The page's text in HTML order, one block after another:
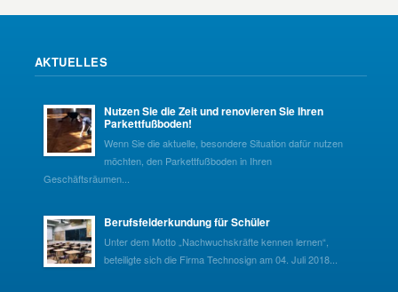
AKTUELLES
Nutzen Sie die Zeit und renovieren Sie Ihren
Parkettfußboden!
Wenn Sie die aktuelle, besondere Situation dafür nutzen
möchten, den Parkettfußboden in Ihren
Geschäftsräumen...
Berufsfelderkundung für Schüler
Unter dem Motto „Nachwuchskräfte kennen lernen“,
beteiligte sich die Firma Technosign am 04. Juli 2018...